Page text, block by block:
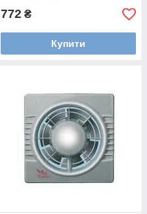
772 ₴
Купити